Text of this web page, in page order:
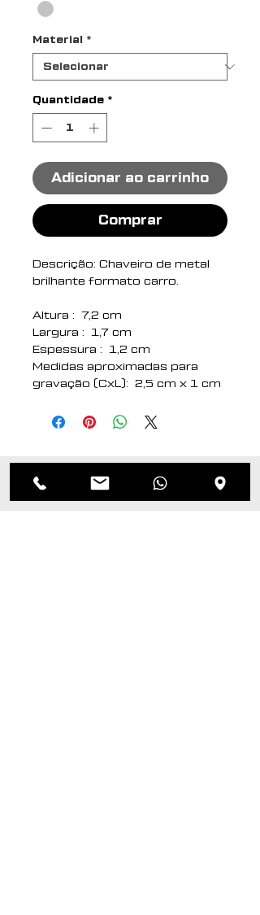
Material *
Quantidade *
Adicionar ao carrinho
Comprar
Descrição: Chaveiro de metal
brilhante formato carro.
Altura : 7,2 cm
Largura : 1,7 cm
Espessura : 1,2 cm
Medidas aproximadas para
gravação (CxL): 2,5 cm x 1 cm
Produtos